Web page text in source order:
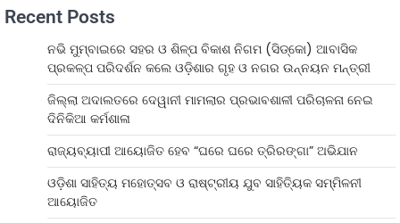
Recent Posts
ନଭି ମୁମ୍ବାଇରେ ସହର ଓ ଶିଳ୍ପ ବିକାଶ ନିଗମ (ସିଡ୍‌କୋ) ଆବାସିକ
ପ୍ରକଳ୍ପ ପରିଦର୍ଶନ କଲେ ଓଡ଼ିଶାର ଗୃହ ଓ ନଗର ଉନ୍ନୟନ ମନ୍ତ୍ରୀ
ଜିଲ୍ଲା ଅଦାଲତରେ ଦେୱାନୀ ମାମଲାର ପ୍ରଭାବଶାଳୀ ପରିଚାଳନା ନେଇ
ଦିନିକିଆ କର୍ମଶାଳା
ରାଜ୍ୟବ୍ୟାପୀ ଆୟୋଜିତ ହେବ “ଘରେ ଘରେ ତ୍ରିରଙ୍ଗା” ଅଭିଯାନ
ଓଡ଼ିଶା ସାହିତ୍ୟ ମହୋତ୍ସବ ଓ ରାଷ୍ଟ୍ରୀୟ ଯୁବ ସାହିତ୍ୟିକ ସମ୍ମିଳନୀ
ଆୟୋଜିତ